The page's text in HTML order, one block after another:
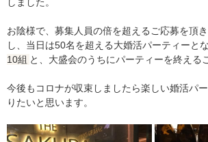
お陰様で、募集人員の倍を超えるご応募を頂
し、当日は50名を超える大婚活パーティーとな
10組 と、大盛会のうちにパーティーを終える
今後もコロナが収束しましたら楽しい婚活パ
りたいと思います。